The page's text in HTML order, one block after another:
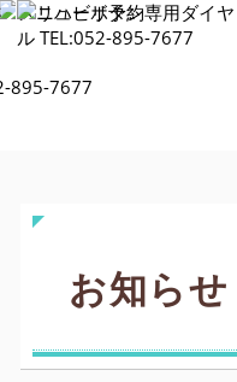
お知らせ